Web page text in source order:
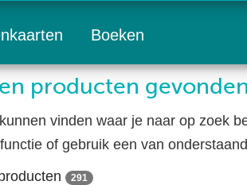
Boeken
producten
vinden waar je naar op zoek
of gebruik een van
291